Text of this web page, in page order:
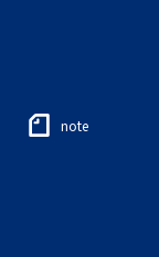
note